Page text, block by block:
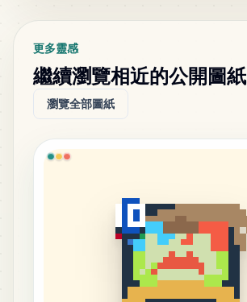
更多靈感
繼續瀏覽相近的公開圖紙
瀏覽全部圖紙